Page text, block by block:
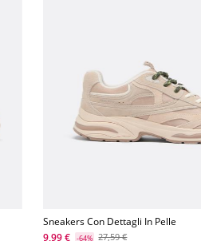
Sneakers Con Dettagli In Pelle
9,99 €
-64% 27,59 €